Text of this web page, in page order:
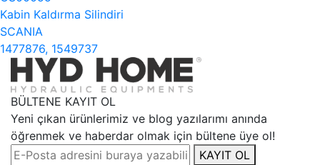
Kabin Kaldırma Silindiri
SCANIA
1477876, 1549737
BÜLTENE KAYIT OL
Yeni çıkan ürünlerimiz ve blog yazılarımı anında
öğrenmek ve haberdar olmak için bültene üye ol!
KAYIT OL